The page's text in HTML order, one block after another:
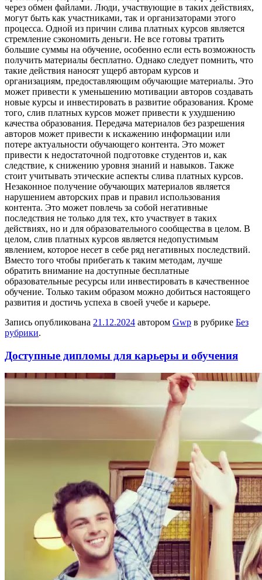
через обмен файлами. Люди, участвующие в таких действиях,
могут быть как участниками, так и организаторами этого
процесса. Одной из причин слива платных курсов является
стремление сэкономить деньги. Не все готовы тратить
большие суммы на обучение, особенно если есть возможность
получить материалы бесплатно. Однако следует помнить, что
такие действия наносят ущерб авторам курсов и
организациям, предоставляющим обучающие материалы. Это
может привести к уменьшению мотивации авторов создавать
новые курсы и инвестировать в развитие образования. Кроме
того, слив платных курсов может привести к ухудшению
качества образования. Передача материалов без разрешения
авторов может привести к искажению информации или
потере актуальности обучающего контента. Это может
привести к недостаточной подготовке студентов и, как
следствие, к снижению уровня знаний и навыков. Также
стоит учитывать этические аспекты слива платных курсов.
Незаконное получение обучающих материалов является
нарушением авторских прав и правил использования
контента. Это может повлечь за собой негативные
последствия не только для тех, кто участвует в таких
действиях, но и для образовательного сообщества в целом. В
целом, слив платных курсов является недопустимым
явлением, которое несет в себе ряд негативных последствий.
Вместо того чтобы прибегать к таким методам, лучше
обратить внимание на доступные бесплатные
образовательные ресурсы или инвестировать в качественное
обучение. Только таким образом можно добиться настоящего
развития и достичь успеха в своей учебе и карьере.
Запись опубликована 21.12.2024 автором Gwp в рубрике Без
рубрики.
Доступные дипломы для карьеры и обучения